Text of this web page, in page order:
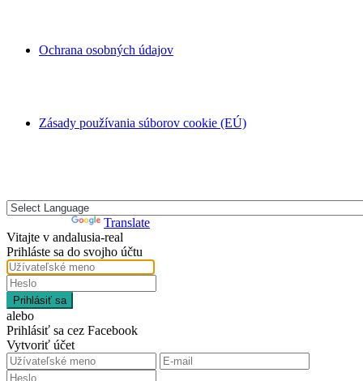
Ochrana osobných údajov
Zásady používania súborov cookie (EÚ)
Translate
Vitajte v andalusia-real
Prihláste sa do svojho účtu
Prihlásiť sa
alebo
Prihlásiť sa cez Facebook
Vytvoriť účet